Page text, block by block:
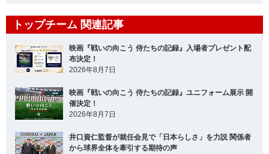
トップチーム 関連記事
映画『戦いの向こう 侍たちの記録』入場者プレゼント配
布決定！
2026年8月7日
映画『戦いの向こう 侍たちの記録』ユニフォーム展示 開
催決定！
2026年8月7日
井口資仁監督が就任会見で「日本らしさ」を力説 関係者
から球界全体を牽引する期待の声